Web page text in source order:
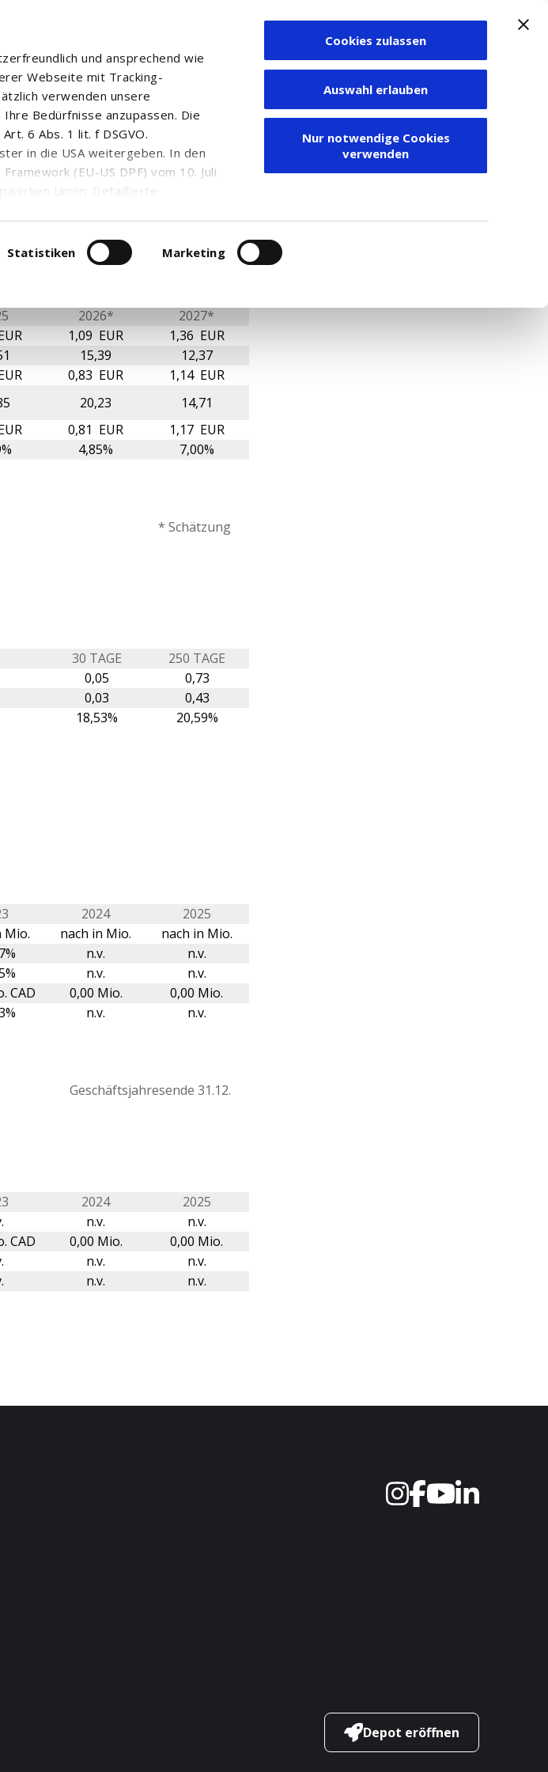
und ansprechend wie
Webseite mit Tracking-
verwenden unsere
Bedürfnisse anzupassen. Die
6 Abs. 1 lit. f DSGVO.
in die USA weitergeben. In den
(EU-US DPF) vom 10. Juli
Union. Detaillierte
. Dort können Sie Ihre
Statistiken
Marketing
Cookies zulassen
Auswahl erlauben
Nur notwendige Cookies
verwenden
Zum Depot
2026*
2027*
1,09 EUR
1,36 EUR
15,39
12,37
0,83 EUR
1,14 EUR
20,23
14,71
0,81 EUR
1,17 EUR
4,85% 7,00%
* Schätzung
30 TAGE
250 TAGE
0,05
0,73
0,03
0,43
18,53% 20,59%
2024
2025
Mio. nach in Mio.
nach in Mio.
n.v.
n.v.
n.v.
n.v.
CAD 0,00 Mio.
0,00 Mio.
n.v. n.v.
Geschäftsjahresende 31.12.
2024
2025
n.v.
n.v.
CAD 0,00 Mio.
0,00 Mio.
n.v.
n.v.
n.v. n.v.